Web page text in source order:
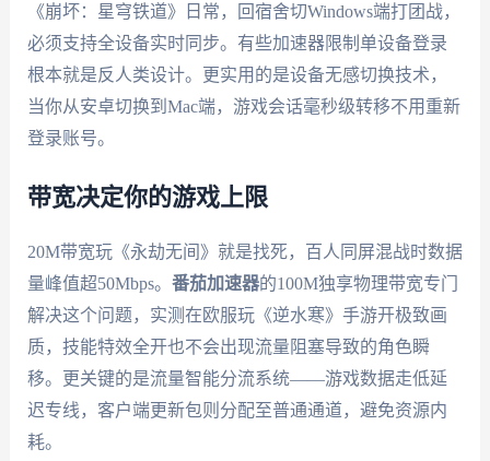
《崩坏：星穹铁道》日常，回宿舍切Windows端打团战，
必须支持全设备实时同步。有些加速器限制单设备登录
根本就是反人类设计。更实用的是设备无感切换技术，
当你从安卓切换到Mac端，游戏会话毫秒级转移不用重新
登录账号。
带宽决定你的游戏上限
20M带宽玩《永劫无间》就是找死，百人同屏混战时数据
量峰值超50Mbps。 番茄加速器的100M独享物理带宽专门
解决这个问题，实测在欧服玩《逆水寒》手游开极致画
质，技能特效全开也不会出现流量阻塞导致的角色瞬
移。更关键的是流量智能分流系统——游戏数据走低延
迟专线，客户端更新包则分配至普通通道，避免资源内
耗。